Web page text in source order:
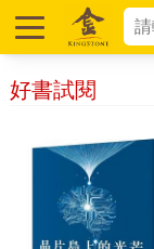
好書試閱